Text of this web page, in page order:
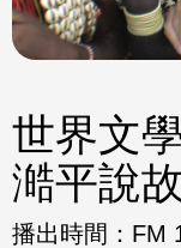
世界文
澔平說
播出時間： FM